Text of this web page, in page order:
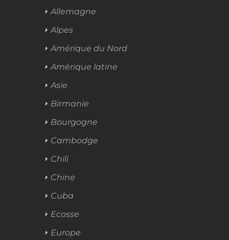
Allemagne
Alpes
Amérique du Nord
Amérique latine
Asie
Birmanie
Bourgogne
Cambodge
Chili
Chine
Cuba
Ecosse
Europe